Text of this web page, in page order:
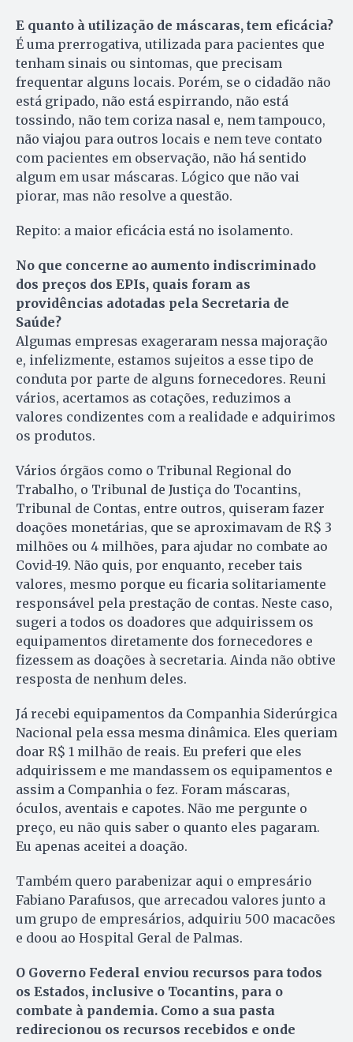
E quanto à utilização de máscaras, tem eficácia?
É uma prerrogativa, utilizada para pacientes que
tenham sinais ou sintomas, que precisam
frequentar alguns locais. Porém, se o cidadão não
está gripado, não está espirrando, não está
tossindo, não tem coriza nasal e, nem tampouco,
não viajou para outros locais e nem teve contato
com pacientes em observação, não há sentido
algum em usar máscaras. Lógico que não vai
piorar, mas não resolve a questão.
Repito: a maior eficácia está no isolamento.
No que concerne ao aumento indiscriminado
dos preços dos EPIs, quais foram as
providências adotadas pela Secretaria de
Saúde?
Algumas empresas exageraram nessa majoração
e, infelizmente, estamos sujeitos a esse tipo de
conduta por parte de alguns fornecedores. Reuni
vários, acertamos as cotações, reduzimos a
valores condizentes com a realidade e adquirimos
os produtos.
Vários órgãos como o Tribunal Regional do
Trabalho, o Tribunal de Justiça do Tocantins,
Tribunal de Contas, entre outros, quiseram fazer
doações monetárias, que se aproximavam de R$ 3
milhões ou 4 milhões, para ajudar no combate ao
Covid-19. Não quis, por enquanto, receber tais
valores, mesmo porque eu ficaria solitariamente
responsável pela prestação de contas. Neste caso,
sugeri a todos os doadores que adquirissem os
equipamentos diretamente dos fornecedores e
fizessem as doações à secretaria. Ainda não obtive
resposta de nenhum deles.
Já recebi equipamentos da Companhia Siderúrgica
Nacional pela essa mesma dinâmica. Eles queriam
doar R$ 1 milhão de reais. Eu preferi que eles
adquirissem e me mandassem os equipamentos e
assim a Companhia o fez. Foram máscaras,
óculos, aventais e capotes. Não me pergunte o
preço, eu não quis saber o quanto eles pagaram.
Eu apenas aceitei a doação.
Também quero parabenizar aqui o empresário
Fabiano Parafusos, que arrecadou valores junto a
um grupo de empresários, adquiriu 500 macacões
e doou ao Hospital Geral de Palmas.
O Governo Federal enviou recursos para todos
os Estados, inclusive o Tocantins, para o
combate à pandemia. Como a sua pasta
redirecionou os recursos recebidos e onde